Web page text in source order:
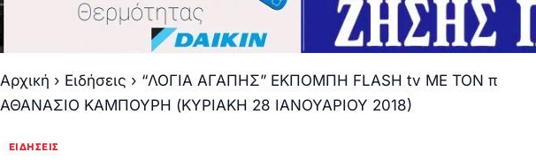
Αρχική › Ειδήσεις › “ΛΟΓΙΑ ΑΓΑΠΗΣ” ΕΚΠΟΜΠΗ FLASH tv ΜΕ ΤΟΝ π
ΑΘΑΝΑΣΙΟ ΚΑΜΠΟΥΡΗ (ΚΥΡΙΑΚΗ 28 ΙΑΝΟΥΑΡΙΟΥ 2018)
ΕΙΔΉΣΕΙΣ